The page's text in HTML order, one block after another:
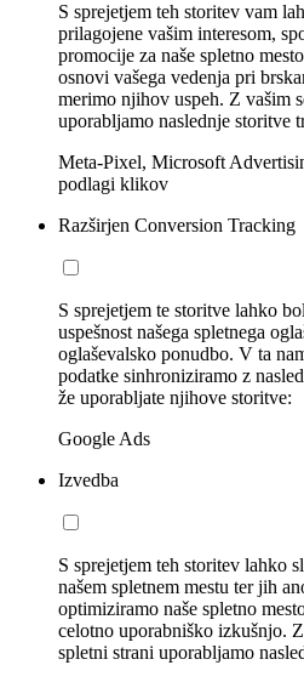
S sprejetjem teh storitev vam
prilagojene vašim interesom,
promocije za naše spletno
osnovi vašega vedenja pri
merimo njihov uspeh. Z vašim
uporabljamo naslednje storitve
Meta-Pixel, Microsoft
podlagi klikov
Razširjen Conversion Tracking
S sprejetjem te storitve lahko
uspešnost našega spletnega
oglaševalsko ponudbo. V ta
podatke sinhroniziramo z
že uporabljate njihove storitve:
Google Ads
Izvedba
S sprejetjem teh storitev lahko
našem spletnem mestu ter jih
optimiziramo naše spletno
celotno uporabniško izkušnjo.
spletni strani uporabljamo